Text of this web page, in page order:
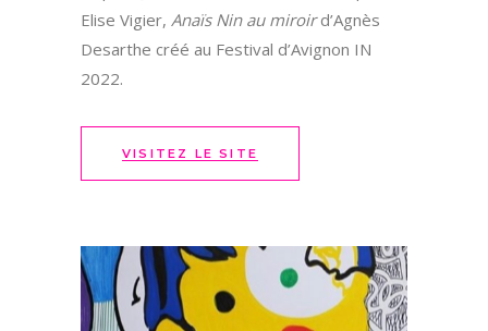
Elise Vigier, Anaïs Nin au miroird’Agnès
Desarthe créé au Festival d’Avignon IN
2022.
VISITEZ LE SITE